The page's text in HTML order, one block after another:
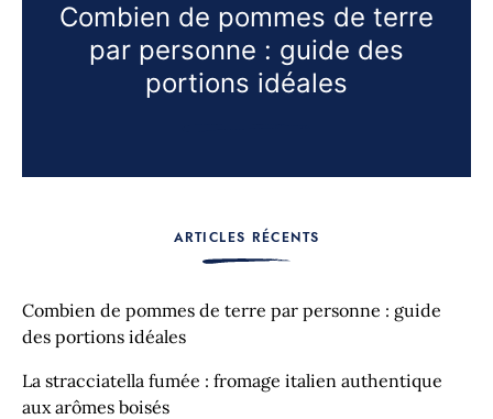
Combien de pommes de terre
par personne : guide des
portions idéales
ARTICLES RÉCENTS
Combien de pommes de terre par personne : guide
des portions idéales
La stracciatella fumée : fromage italien authentique
aux arômes boisés